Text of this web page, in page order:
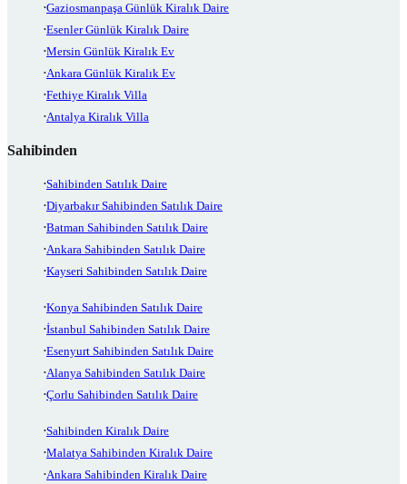
Gaziosmanpaşa Günlük Kiralık Daire
Esenler Günlük Kiralık Daire
Mersin Günlük Kiralık Ev
Ankara Günlük Kiralık Ev
Fethiye Kiralık Villa
Antalya Kiralık Villa
Sahibinden
Sahibinden Satılık Daire
Diyarbakır Sahibinden Satılık Daire
Batman Sahibinden Satılık Daire
Ankara Sahibinden Satılık Daire
Kayseri Sahibinden Satılık Daire
Konya Sahibinden Satılık Daire
İstanbul Sahibinden Satılık Daire
Esenyurt Sahibinden Satılık Daire
Alanya Sahibinden Satılık Daire
Çorlu Sahibinden Satılık Daire
Sahibinden Kiralık Daire
Malatya Sahibinden Kiralık Daire
Ankara Sahibinden Kiralık Daire